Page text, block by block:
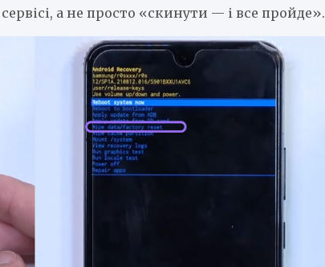
а не просто «скинути — і все пройде».